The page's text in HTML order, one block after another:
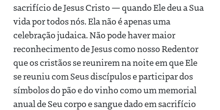
sacrifício de Jesus Cristo — quando Ele deu a Sua
vida por todos nós. Ela não é apenas uma
celebração judaica. Não pode haver maior
reconhecimento de Jesus como nosso Redentor
que os cristãos se reunirem na noite em que Ele
se reuniu com Seus discípulos e participar dos
símbolos do pão e do vinho como um memorial
anual de Seu corpo e sangue dado em sacrifício